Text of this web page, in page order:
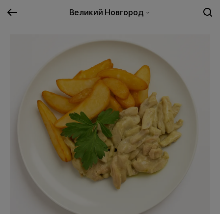
Великий Новгород